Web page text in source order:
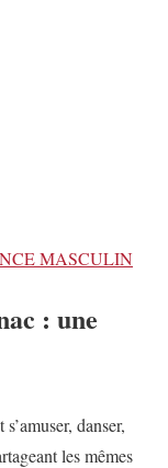
MASCULIN
: une
danser,
les mêmes